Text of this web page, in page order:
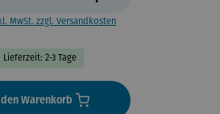
MwSt. zzgl. Versandkosten
Lieferzeit: 2-3 Tage
Warenkorb